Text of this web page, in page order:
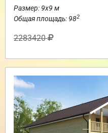
Размер: 9х9 м
Общая площадь: 982
2283420